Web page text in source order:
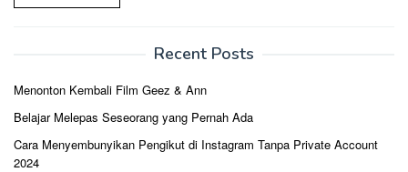
Recent Posts
Menonton Kembali Film Geez & Ann
Belajar Melepas Seseorang yang Pernah Ada
Cara Menyembunyikan Pengikut di Instagram Tanpa Private Account
2024